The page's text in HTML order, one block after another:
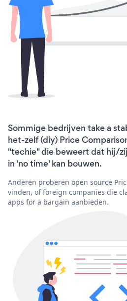
Sommige bedrijven take a
het-zelf (diy) Price
"techie" die beweert dat hij/
in 'no time' kan bouwen.
Anderen proberen open source
vinden, of foreign companies die
apps for a bargain aanbieden.